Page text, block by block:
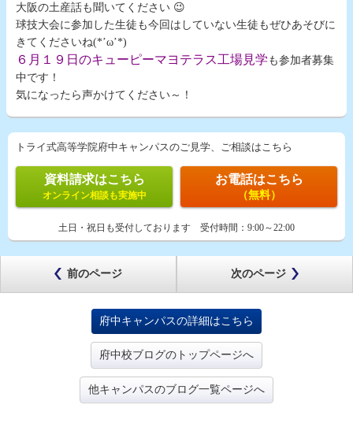
大阪の土産話も聞いてください 😉
球技大会に参加した生徒も今回はしていない生徒もぜひあそびに
きてくださいね(*’ω’*)
６月１９日のキューピーマヨテラス工場見学 も参加者募集
中です！
気になったら声かけてください～！
トライ式高等学院府中キャンパスのご見学、ご相談はこちら
資料請求はこちら
オンライン相談も実施中
お電話はこちら
（無料）
土日・祝日も受付しております 受付時間： 9:00～22:00
前のページ 次のページ
府中キャンパスの詳細はこちら
府中校ブログのトップページへ
他キャンパスのブログ一覧ページへ